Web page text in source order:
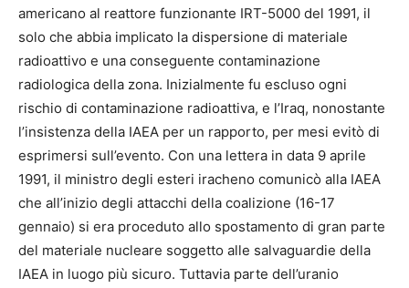
americano al reattore funzionante IRT-5000 del 1991, il
solo che abbia implicato la dispersione di materiale
radioattivo e una conseguente contaminazione
radiologica della zona. Inizialmente fu escluso ogni
rischio di contaminazione radioattiva, e l’Iraq, nonostante
l’insistenza della IAEA per un rapporto, per mesi evitò di
esprimersi sull’evento. Con una lettera in data 9 aprile
1991, il ministro degli esteri iracheno comunicò alla IAEA
che all’inizio degli attacchi della coalizione (16-17
gennaio) si era proceduto allo spostamento di gran parte
del materiale nucleare soggetto alle salvaguardie della
IAEA in luogo più sicuro. Tuttavia parte dell’uranio